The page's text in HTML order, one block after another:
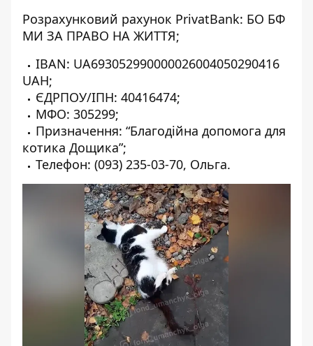
Розрахунковий рахунок PrivatBank: БО БФ
МИ ЗА ПРАВО НА ЖИТТЯ;
IBAN: UA693052990000026004050290416
UAH;
ЄДРПОУ/ІПН: 40416474;
МФО: 305299;
Призначення: “Благодійна допомога для
котика Дощика”;
Телефон: (093) 235-03-70, Ольга.